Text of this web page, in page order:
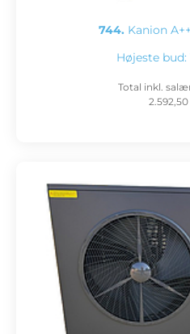
744. Kanion
Højeste bud:
Total inkl.